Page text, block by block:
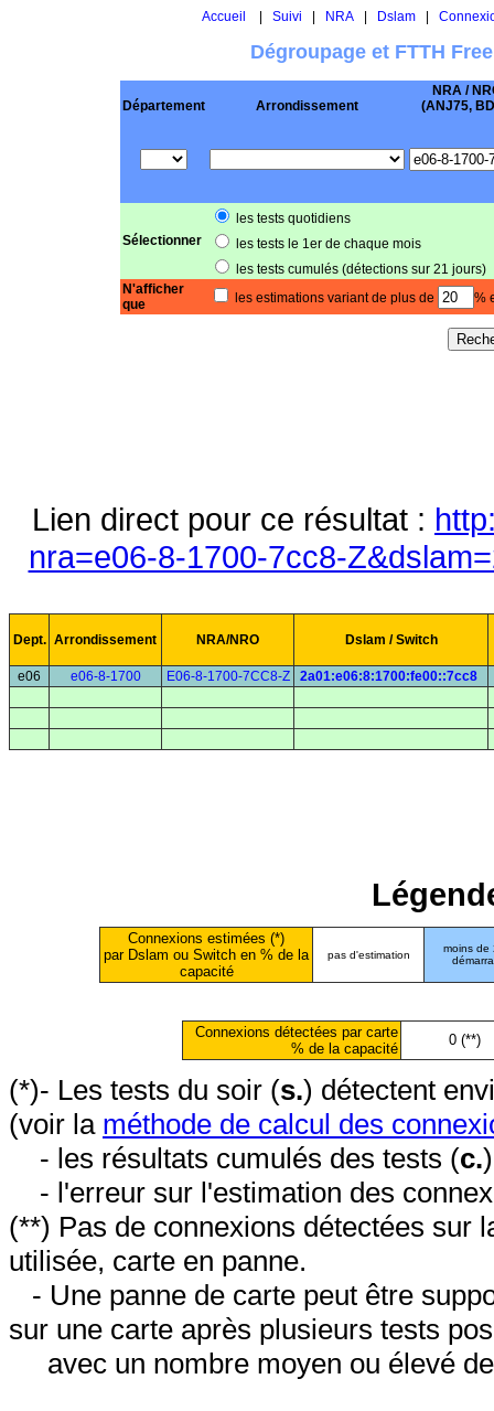
Accueil Suivi NRA| Dslam|
Dégroupage et FTTH
Département Arrondissement
NRA /
(ANJ75,
Sélectionner
les tests quotidiens
les tests le 1er de chaque mois
les tests cumulés (détections sur 21 jours)
N'afficher
que
les estimations variant de plus de %
Lien direct pour ce résultat :
nra=e06-8-1700-7cc8-
Dept. Arrondissement NRA/NRO Dslam / Switch
e06 e06-8-1700 E06-8-1700-7CC8-Z 2a01:e06:8:1700:fe00::7cc8
Connexions estimées (*)
par Dslam ou Switch en % de la
capacité
pas d'estimation
moins de
Connexions détectées par carte
% de la capacité
0 (**)
(*)- Les tests du soir (s.) détectent
(voir la méthode de calcul des
- les résultats cumulés des tests (c.
- l'erreur sur l'estimation des
(**) Pas de connexions détectées sur
utilisée, carte en panne.
- Une panne de carte peut être
sur une carte après plusieurs tests
avec un nombre moyen ou élevé